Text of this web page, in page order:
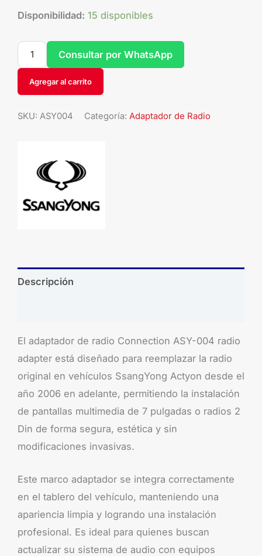
Disponibilidad: 15 disponibles
Agregar al carrito
Consultar por WhatsApp
SKU: ASY004 Categoría: Adaptador de Radio
Descripción
El adaptador de radio Connection ASY-004 radio
adapter está diseñado para reemplazar la radio
original en vehículos SsangYong Actyon desde el
año 2006 en adelante, permitiendo la instalación
de pantallas multimedia de 7 pulgadas o radios 2
Din de forma segura, estética y sin
modificaciones invasivas.
Este marco adaptador se integra correctamente
en el tablero del vehículo, manteniendo una
apariencia limpia y logrando una instalación
profesional. Es ideal para quienes buscan
actualizar su sistema de audio con equipos